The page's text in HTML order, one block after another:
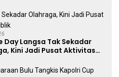
Soliditas Prajurit
Day Langsa Tak Sekadar
Kini Jadi Pusat Aktivitas